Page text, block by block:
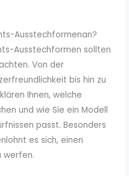
Ausstechformenan?
Ausstechformen sollten
Von der
bis hin zu
Ihnen, welche
und wie Sie ein Modell
passt. Besonders
es sich, einen
werfen.